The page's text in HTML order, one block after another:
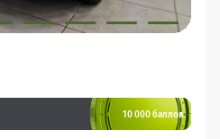
10 000 баллов